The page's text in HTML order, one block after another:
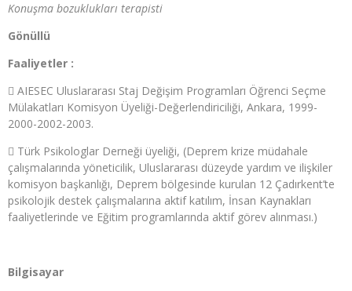
Konuşma bozuklukları terapisti
Gönüllü
Faaliyetler :
 AIESEC Uluslararası Staj Değişim Programları Öğrenci Seçme
Mülakatları Komisyon Üyeliği-Değerlendiriciliği, Ankara, 1999-
2000-2002-2003.
 Türk Psikologlar Derneği üyeliği, (Deprem krize müdahale
çalışmalarında yöneticilik, Uluslararası düzeyde yardım ve ilişkiler
komisyon başkanlığı, Deprem bölgesinde kurulan 12 Çadırkent’te
psikolojik destek çalışmalarına aktif katılım, İnsan Kaynakları
faaliyetlerinde ve Eğitim programlarında aktif görev alınması.)
Bilgisayar